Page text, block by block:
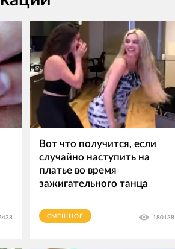
Вот что получится, если
случайно наступить на
платье во время
зажигательного танца
СМЕШНОЕ 180138